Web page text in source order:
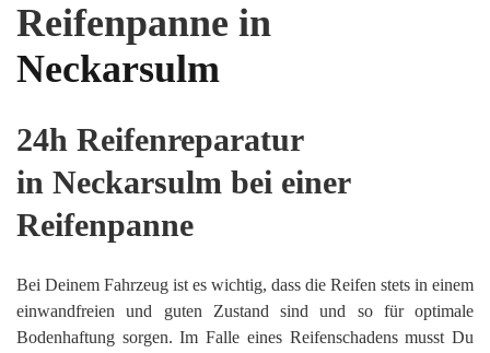
Reifenpanne in
Neckarsulm
24h Reifenreparatur
in Neckarsulm bei einer
Reifenpanne
Bei Deinem Fahrzeug ist es wichtig, dass die Reifen stets in einem
einwandfreien und guten Zustand sind und so für optimale
Bodenhaftung sorgen. Im Falle eines Reifenschadens musst Du